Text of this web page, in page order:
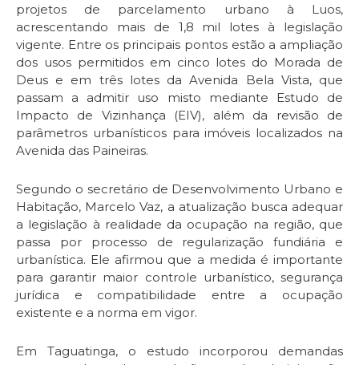
projetos de parcelamento urbano à Luos,
acrescentando mais de 1,8 mil lotes à legislação
vigente. Entre os principais pontos estão a ampliação
dos usos permitidos em cinco lotes do Morada de
Deus e em três lotes da Avenida Bela Vista, que
passam a admitir uso misto mediante Estudo de
Impacto de Vizinhança (EIV), além da revisão de
parâmetros urbanísticos para imóveis localizados na
Avenida das Paineiras.
Segundo o secretário de Desenvolvimento Urbano e
Habitação, Marcelo Vaz, a atualização busca adequar
a legislação à realidade da ocupação na região, que
passa por processo de regularização fundiária e
urbanística. Ele afirmou que a medida é importante
para garantir maior controle urbanístico, segurança
jurídica e compatibilidade entre a ocupação
existente e a norma em vigor.
Em Taguatinga, o estudo incorporou demandas